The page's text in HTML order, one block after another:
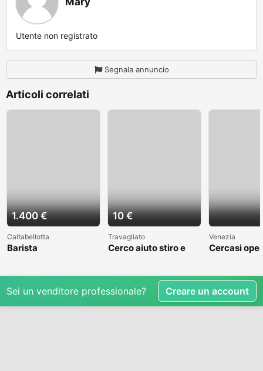
Utente non registrato
Segnala annuncio
Articoli correlati
1.400 €
Caltabellotta
Barista
10 €
Travagliato
Cerco aiuto stiro e
Venezia
Cercasi
Sei un venditore professionale? Creare un account